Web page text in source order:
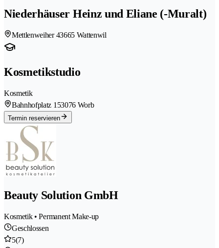
Niederhäuser Heinz und Eliane (-Muralt)
Mettlenweiher 43665 Wattenwil
Kosmetikstudio
Kosmetik
Bahnhofplatz 153076 Worb
Termin reservieren
Beauty Solution GmbH
Kosmetik • Permanent Make-up
Geschlossen
5(7)